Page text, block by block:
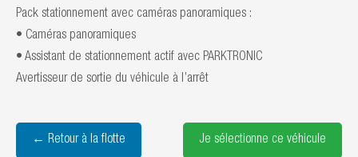
Pack stationnement avec caméras panoramiques :
• Caméras panoramiques
• Assistant de stationnement actif avec PARKTRONIC
Avertisseur de sortie du véhicule à l’arrêt
← Retour à la flotte Je sélectionne ce véhicule